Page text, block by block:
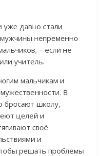
давно стали
непременно
– если не
учитель.
мальчикам и
В
бросают школу,
целей и
своё
и
решать проблемы